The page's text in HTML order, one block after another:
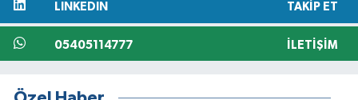
LINKEDIN TAKIP ET
05405114777 İLETIŞIM